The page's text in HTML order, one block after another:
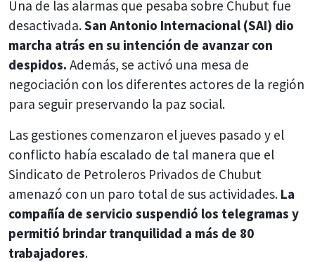
Una de las alarmas que pesaba sobre Chubut fue
desactivada.San Antonio Internacional (SAI) dio
marcha atrás en su intención de avanzar con
despidos. Además, se activó una mesa de
negociación con los diferentes actores de la región
para seguir preservando la paz social.
Las gestiones comenzaron el jueves pasado y el
conflicto había escalado de tal manera que el
Sindicato de Petroleros Privados de Chubut
amenazó con un paro total de sus actividades. La
compañía de servicio suspendió los telegramas y
permitió brindar tranquilidad a más de 80
trabajadores.